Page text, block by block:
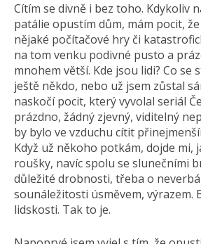
Cítím se divně i bez toho. Kdykoliv
patálie opustím dům, mám pocit,
nějaké počítačové hry či
na tom venku podivné pusto a
mnohem větší. Kde jsou lidi? Co se
ještě někdo, nebo už jsem zůstal
naskočí pocit, který vyvolal seriál
prázdno, žádný zjevný, viditelný
by bylo ve vzduchu cítit
Když už někoho potkám, dojde mi,
roušky, navíc spolu se slunečními
důležité drobnosti, třeba o
sounáležitosti úsměvem, výrazem.
lidskosti. Tak to je.